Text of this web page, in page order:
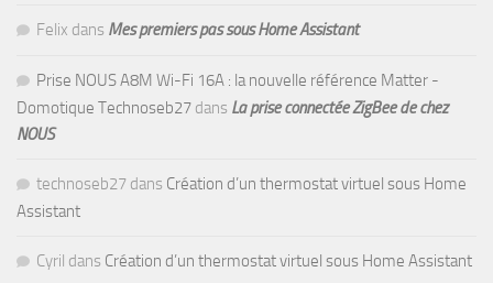
Felix dans Mes premiers pas sous Home Assistant
Prise NOUS A8M Wi-Fi 16A : la nouvelle référence Matter -
Domotique Technoseb27 dans La prise connectée ZigBee de chez
NOUS
technoseb27 dans Création d’un thermostat virtuel sous Home
Assistant
Cyril dans Création d’un thermostat virtuel sous Home Assistant